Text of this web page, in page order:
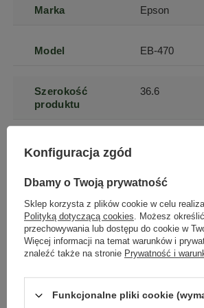
Marka Epson
Model EB-470
Szerokość
produktu
36.6
produktu
Głębokość
produktu
48.1
Waga produktu 5.7
Kolor biały
Konfiguracja zgód
Dbamy o Twoją prywatność
Sklep korzysta z plików cookie w celu
Polityką dotyczącą cookies. Możesz
przechowywania lub dostępu do cookie w
Więcej informacji na temat warunków i
znaleźć także na stronie Prywatność i
Funkcjonalne pliki cookie